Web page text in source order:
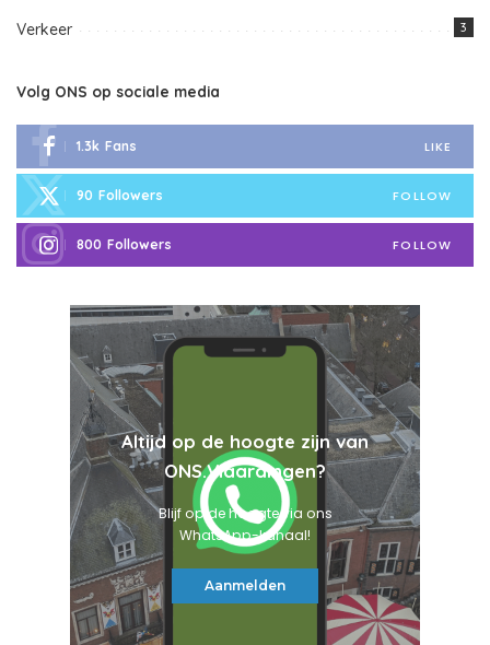
Verkeer 3
Volg ONS op sociale media
1.3k Fans LIKE
90 Followers FOLLOW
800 Followers FOLLOW
Altijd op de hoogte zijn van
ONS.Vlaardingen?
Blijf op de hoogte via ons
WhatsApp-kanaal!
Aanmelden